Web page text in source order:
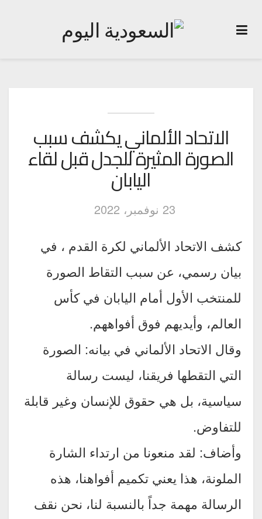
الاتحاد الألماني يكشف سبب
الصورة المثيرة للجدل قبل لقاء
اليابان
23 نوفمبر، 2022
كشف الاتحاد الألماني لكرة القدم ، في
بيان رسمي، عن سبب التقاط الصورة
للمنتخب الأول أمام اليابان في كأس
العالم، وأيديهم فوق أفواههم.
وقال الاتحاد الألماني في بيانه: الصورة
التي التقطها فريقنا، ليست رسالة
سياسية، بل هي حقوق للإنسان وغير قابلة
للتفاوض.
وأضاف: لقد منعونا من ارتداء الشارة
الملونة، هذا يعني تكميم أفواهنا، هذه
الرسالة مهمة جداً بالنسبة لنا، نحن نقف